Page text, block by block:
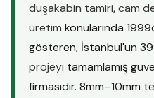
duşakabin tamiri,cam
üretim konularında
gösteren, İstanbul'un
projeyi tamamlamış
firmasıdır. 8mm–10mm